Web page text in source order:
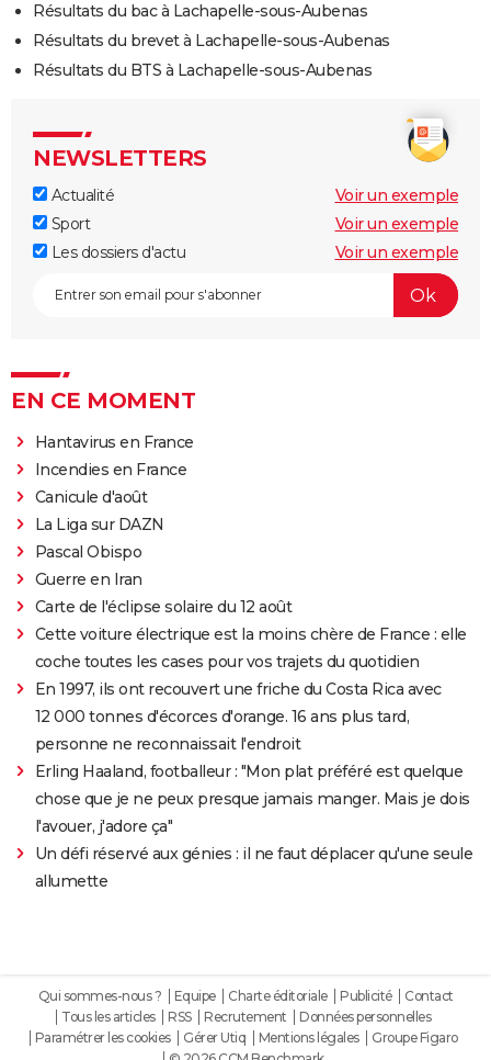
Résultats du bac à Lachapelle-sous-Aubenas
Résultats du brevet à Lachapelle-sous-Aubenas
Résultats du BTS à Lachapelle-sous-Aubenas
NEWSLETTERS
Actualité
Voir un exemple
Sport
Voir un exemple
Les dossiers d'actu
Voir un exemple
EN CE MOMENT
Hantavirus en France
Incendies en France
Canicule d'août
La Liga sur DAZN
Pascal Obispo
Guerre en Iran
Carte de l'éclipse solaire du 12 août
Cette voiture électrique est la moins chère de France : elle
coche toutes les cases pour vos trajets du quotidien
En 1997, ils ont recouvert une friche du Costa Rica avec
12 000 tonnes d'écorces d'orange. 16 ans plus tard,
personne ne reconnaissait l'endroit
Erling Haaland, footballeur : "Mon plat préféré est quelque
chose que je ne peux presque jamais manger. Mais je dois
l'avouer, j'adore ça"
Un défi réservé aux génies : il ne faut déplacer qu'une seule
allumette
Qui sommes-nous ? Equipe Charte éditoriale Publicité
Contact
Tous les articles
RSS Recrutement
Données personnelles
Paramétrer les cookies
Gérer Utiq Mentions légales
Groupe Figaro